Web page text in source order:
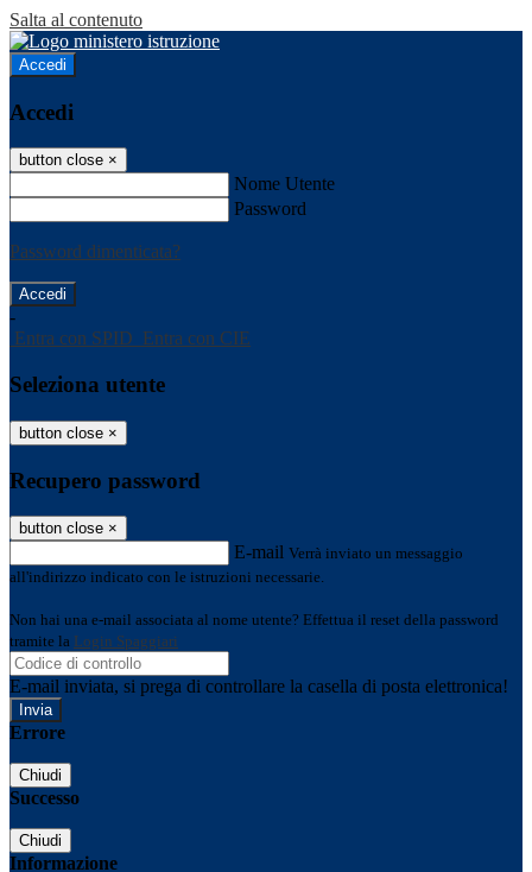
Salta al contenuto
Accedi
Accedi
button close ×
Nome Utente
Password
Password dimenticata?
-
Entra con SPID Entra con CIE
Seleziona utente
button close ×
Recupero password
button close ×
E-mail Verrà inviato un messaggio
all'indirizzo indicato con le istruzioni necessarie.
Non hai una e-mail associata al nome utente? Effettua il reset della password
tramite la Login Spaggiari
E-mail inviata, si prega di controllare la casella di posta elettronica!
Errore
Chiudi
Successo
Chiudi
Informazione